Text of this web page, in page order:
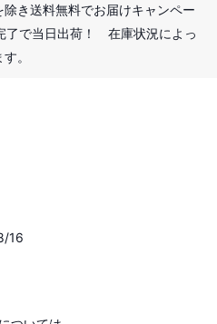
き送料無料でお届けキャンペー
了で当日出荷！ 在庫状況によっ
。
16